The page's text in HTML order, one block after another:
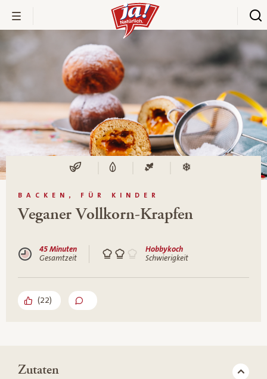
BACKEN, FÜR KINDER
Veganer Vollkorn-Krapfen
45 Minuten
Gesamtzeit
Hobbykoch
Schwierigkeit
(22)
Zutaten